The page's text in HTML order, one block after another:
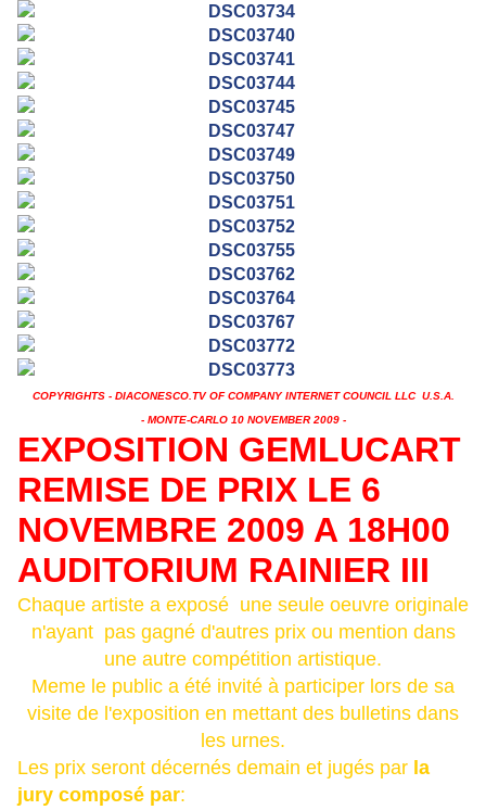
COPYRIGHTS - DIACONESCO.TV OF COMPANY INTERNET COUNCIL LLC U.S.A.
- MONTE-CARLO 10 NOVEMBER 2009 -
EXPOSITION GEMLUCART
REMISE DE PRIX LE 6
NOVEMBRE 2009 A 18H00
AUDITORIUM RAINIER III
Chaque artiste a exposé une seule oeuvre originale
n'ayant pas gagné d'autres prix ou mention dans
une autre compétition artistique.
Meme le public a été invité à participer lors de sa
visite de l'exposition en mettant des bulletins dans
les urnes.
Les prix seront décernés demain et jugés par la
jury composé par: